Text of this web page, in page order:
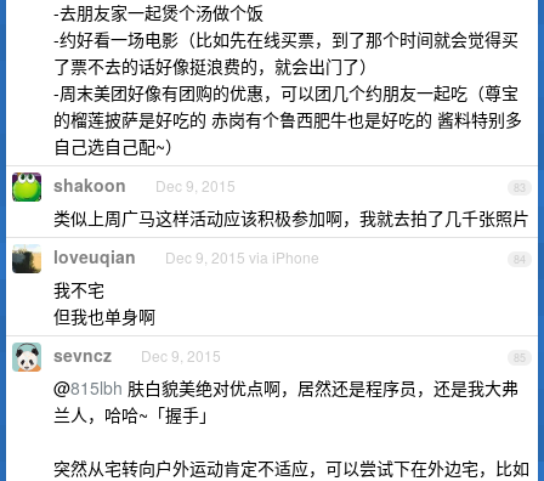
-去朋友家一起煲个汤做个饭
-约好看一场电影（比如先在线买票，到了那个时间就会觉得买
了票不去的话好像挺浪费的，就会出门了）
-周末美团好像有团购的优惠，可以团几个约朋友一起吃（尊宝
的榴莲披萨是好吃的 赤岗有个鲁西肥牛也是好吃的 酱料特别多
自己选自己配~）
83
shakoon Dec 9, 2015
类似上周广马这样活动应该积极参加啊，我就去拍了几千张照片
84
loveuqian Dec 9, 2015 via iPhone
我不宅
但我也单身啊
85
sevncz Dec 9, 2015
@815lbh 肤白貌美绝对优点啊，居然还是程序员，还是我大弗
兰人，哈哈~「握手」
突然从宅转向户外运动肯定不适应，可以尝试下在外边宅，比如